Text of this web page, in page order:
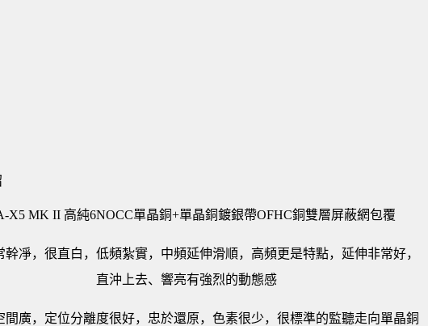
X5 MK II 高純6NOCC單晶銅+單晶銅鍍銀帶OFHC銅雙層屏蔽網包覆
幹凈，很直白，低頻紮實，中頻延伸滑順，高頻更是特點，延伸非常好，
直沖上去、響亮有強烈的動態感
間廣，定位分離度很好，忠於還原，色素很少，很標準的監聽走向單晶銅